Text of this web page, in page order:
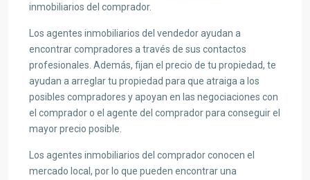
inmobiliarios del comprador.
Los agentes inmobiliarios del vendedor ayudan a
encontrar compradores a través de sus contactos
profesionales. Además, fijan el precio de tu propiedad, te
ayudan a arreglar tu propiedad para que atraiga a los
posibles compradores y apoyan en las negociaciones con
el comprador o el agente del comprador para conseguir el
mayor precio posible.
Los agentes inmobiliarios del comprador conocen el
mercado local, por lo que pueden encontrar una